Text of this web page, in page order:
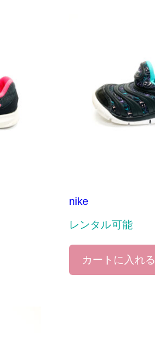
nike
レンタル可能
カートに入れる